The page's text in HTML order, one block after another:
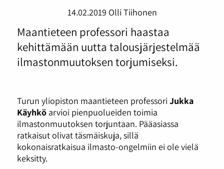
14.02.2019 Olli Tiihonen
Maantieteen professori haastaa
kehittämään uutta talousjärjestelmää
ilmastonmuutoksen torjumiseksi.
Turun yliopiston maantieteen professori Jukka
Käyhköarvioi pienpuolueiden toimia
ilmastonmuutoksen torjuntaan. Pääasiassa
ratkaisut olivat täsmäiskuja, sillä
kokonaisratkaisua ilmasto-ongelmiin ei ole vielä
keksitty.